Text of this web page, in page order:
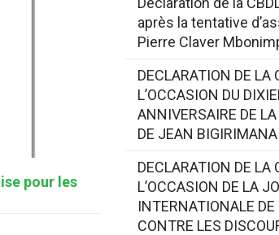
pour les
après la tentative
Pierre Claver
DECLARATION DE LA
L’OCCASION DU
ANNIVERSAIRE DE
DE JEAN BIGIRIMANA
DECLARATION DE LA
L’OCCASION DE LA
INTERNATIONALE DE
CONTRE LES